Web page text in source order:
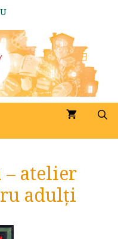
– atelier
adulți